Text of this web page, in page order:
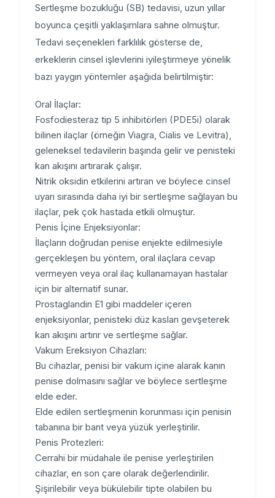
Sertleşme bozukluğu (SB) tedavisi, uzun yıllar
boyunca çeşitli yaklaşımlara sahne olmuştur.
Tedavi seçenekleri farklılık gösterse de,
erkeklerin cinsel işlevlerini iyileştirmeye yönelik
bazı yaygın yöntemler aşağıda belirtilmiştir:
Oral İlaçlar:
Fosfodiesteraz tip 5 inhibitörleri (PDE5i) olarak
bilinen ilaçlar (örneğin Viagra, Cialis ve Levitra),
geleneksel tedavilerin başında gelir ve penisteki
kan akışını artırarak çalışır.
Nitrik oksidin etkilerini artıran ve böylece cinsel
uyarı sırasında daha iyi bir sertleşme sağlayan bu
ilaçlar, pek çok hastada etkili olmuştur.
Penis İçine Enjeksiyonlar:
İlaçların doğrudan penise enjekte edilmesiyle
gerçekleşen bu yöntem, oral ilaçlara cevap
vermeyen veya oral ilaç kullanamayan hastalar
için bir alternatif sunar.
Prostaglandin E1 gibi maddeler içeren
enjeksiyonlar, penisteki düz kasları gevşeterek
kan akışını artırır ve sertleşme sağlar.
Vakum Ereksiyon Cihazları:
Bu cihazlar, penisi bir vakum içine alarak kanın
penise dolmasını sağlar ve böylece sertleşme
elde eder.
Elde edilen sertleşmenin korunması için penisin
tabanına bir bant veya yüzük yerleştirilir.
Penis Protezleri:
Cerrahi bir müdahale ile penise yerleştirilen
cihazlar, en son çare olarak değerlendirilir.
Şişirilebilir veya bükülebilir tipte olabilen bu